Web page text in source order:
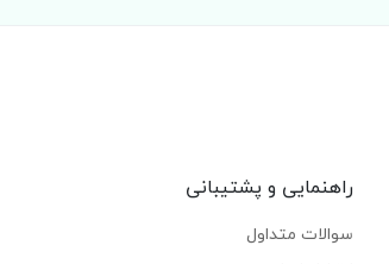
راهنمایی و پشتیبانی
سوالات متداول